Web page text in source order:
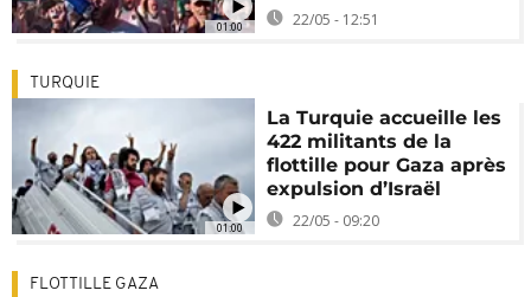
01:00 22/05 - 12:51
01:00
TURQUIE
La Turquie accueille les
422 militants de la
flottille pour Gaza après
expulsion d’Israël
22/05 - 09:20
FLOTTILLE GAZA